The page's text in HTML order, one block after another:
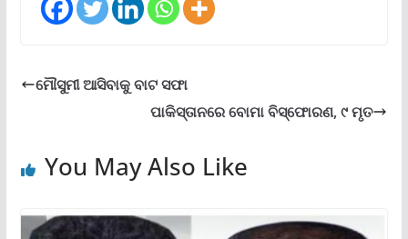
ମୌସୁମୀ ଆସିବାକୁ ବାଟ ସଫା
ପାକିସ୍ତାନରେ ବୋମା ବିସ୍ଫୋରଣ, ୯ ମୃତ
You May Also Like